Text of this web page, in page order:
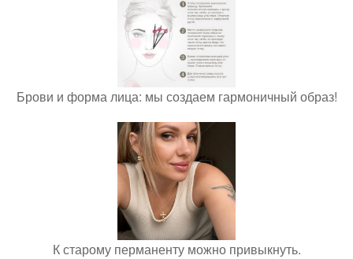
Брови и форма лица: мы создаем гармоничный образ!
К старому перманенту можно привыкнуть.